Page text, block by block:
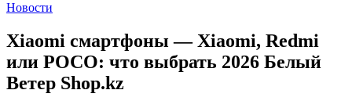
Новости
Xiaomi смартфоны — Xiaomi, Redmi
или POCO: что выбрать 2026 Белый
Ветер Shop.kz